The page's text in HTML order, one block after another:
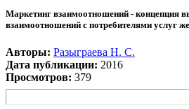
Маркетинг взаимоотношений - концепция
взаимоотношений с потребителями услуг
Авторы: Разыграева Н. С.
Дата публикации: 2016
Просмотров: 379